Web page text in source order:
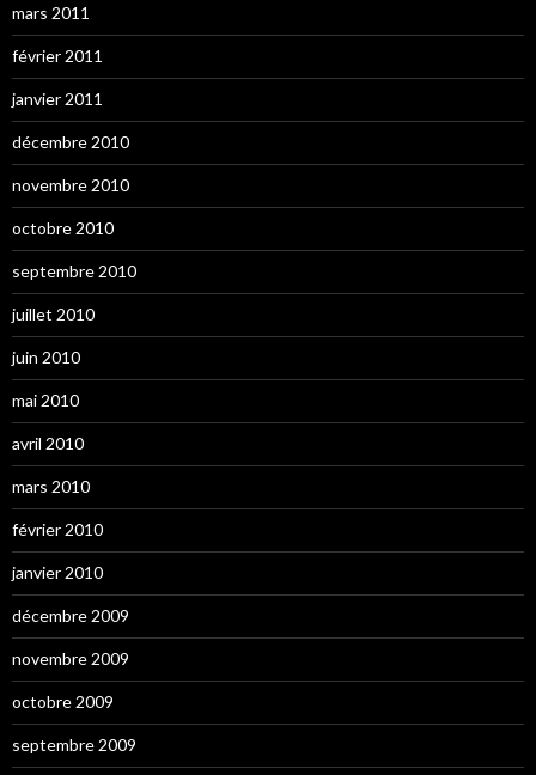
mars 2011
février 2011
janvier 2011
décembre 2010
novembre 2010
octobre 2010
septembre 2010
juillet 2010
juin 2010
mai 2010
avril 2010
mars 2010
février 2010
janvier 2010
décembre 2009
novembre 2009
octobre 2009
septembre 2009